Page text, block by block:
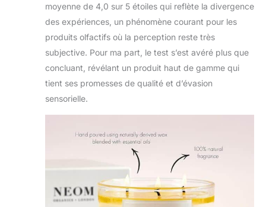
moyenne de 4,0 sur 5 étoiles qui reflète la divergence
des expériences, un phénomène courant pour les
produits olfactifs où la perception reste très
subjective. Pour ma part, le test s’est avéré plus que
concluant, révélant un produit haut de gamme qui
tient ses promesses de qualité et d’évasion
sensorielle.